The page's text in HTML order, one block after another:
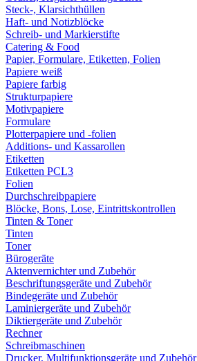
Steck-, Klarsichthüllen
Haft- und Notizblöcke
Schreib- und Markierstifte
Catering & Food
Papier, Formulare, Etiketten, Folien
Papiere weiß
Papiere farbig
Strukturpapiere
Motivpapiere
Formulare
Plotterpapiere und -folien
Additions- und Kassarollen
Etiketten
Etiketten PCL3
Folien
Durchschreibpapiere
Blöcke, Bons, Lose, Eintrittskontrollen
Tinten & Toner
Tinten
Toner
Bürogeräte
Aktenvernichter und Zubehör
Beschriftungsgeräte und Zubehör
Bindegeräte und Zubehör
Laminiergeräte und Zubehör
Diktiergeräte und Zubehör
Rechner
Schreibmaschinen
Drucker, Multifunktionsgeräte und Zubehör